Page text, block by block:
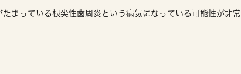
まっている根尖性歯周炎という病気になっている可能性が非常